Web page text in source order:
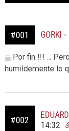
#001 GORKI -
¡¡¡ Por fin !!! …
humildemente lo
#002
14:32